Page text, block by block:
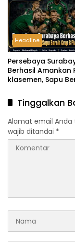
Headline
Persebaya
Berhasil Amankan
klasemen, Sapu
Tinggalkan
Alamat email Anda
wajib ditandai *